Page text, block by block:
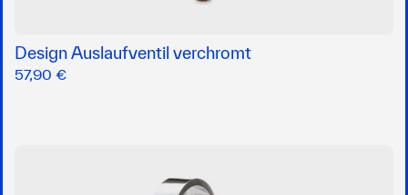
Design Auslaufventil verchromt
57,90 €